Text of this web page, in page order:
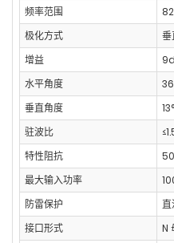
频率范围
极化方式
垂
增益
水平角度
垂直角度
13°
驻波比
特性阻抗
最大输入功率
防雷保护
接口形式
N